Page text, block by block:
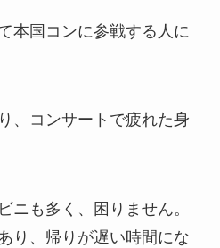
本国コンに参戦する人に
、コンサートで疲れた身
ニも多く、困りません。
り、帰りが遅い時間にな